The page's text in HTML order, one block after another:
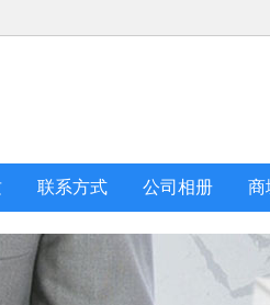
联系方式 公司相册 商